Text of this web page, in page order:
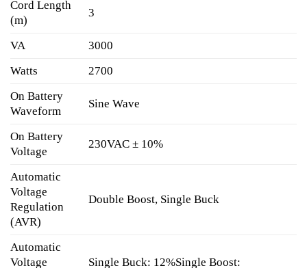
Cord Length
(m)
3
VA
3000
Watts
2700
On Battery
Waveform
Sine Wave
On Battery
Voltage
230VAC ± 10%
Automatic
Voltage
Regulation
(AVR)
Double Boost, Single Buck
Automatic
Voltage
Single Buck: 12%Single Boost: